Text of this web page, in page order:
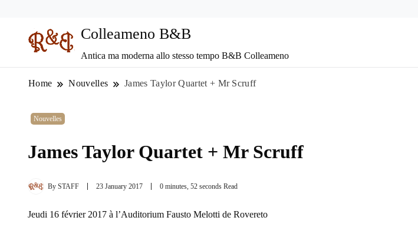
Colleameno B&B
Antica ma moderna allo stesso tempo B&B Colleameno
Home Nouvelles James Taylor Quartet + Mr Scruff
Nouvelles
James Taylor Quartet + Mr Scruff
By STAFF 23 January 2017 0 minutes, 52 seconds Read
Jeudi 16 février 2017 à l’Auditorium Fausto Melotti de Rovereto